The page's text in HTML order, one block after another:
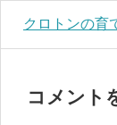
クロトンの育
コメント